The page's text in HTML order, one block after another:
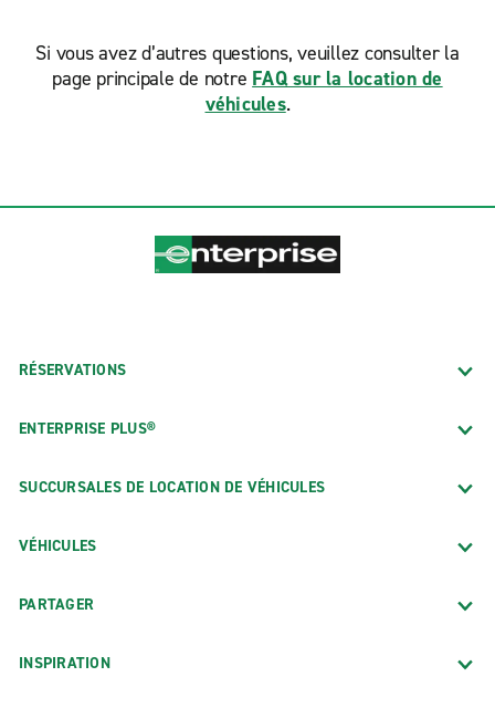
Si vous avez d’autres questions, veuillez consulter la
page principale de notre FAQ sur la location de
véhicules.
RÉSERVATIONS
ENTERPRISE PLUS®
SUCCURSALES DE LOCATION DE VÉHICULES
VÉHICULES
PARTAGER
INSPIRATION